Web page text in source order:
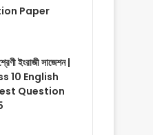
Paper
ইংরাজী সাজেশন |
10 English
Question